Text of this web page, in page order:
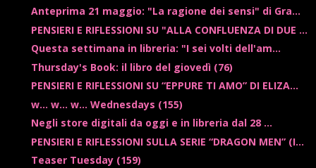
Anteprima 21 maggio: "La ragione dei sensi" di Gra...
PENSIERI E RIFLESSIONI SU "ALLA CONFLUENZA DI DUE ...
Questa settimana in libreria: "I sei volti dell'am...
Thursday's Book: il libro del giovedì (76)
PENSIERI E RIFLESSIONI SU “EPPURE TI AMO” DI ELIZA...
w... w... w... Wednesdays (155)
Negli store digitali da oggi e in libreria dal 28 ...
PENSIERI E RIFLESSIONI SULLA SERIE “DRAGON MEN” (I...
Teaser Tuesday (159)